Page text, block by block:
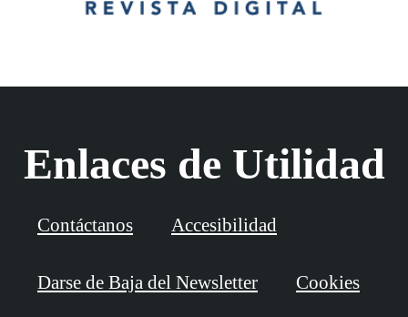
Enlaces de Utilidad
Contáctanos Accesibilidad
Darse de Baja del Newsletter Cookies